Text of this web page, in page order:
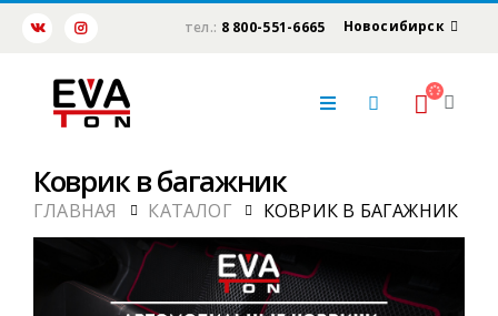
тел.: 8 800-551-6665 Новосибирск
Коврик в багажник
ГЛАВНАЯ КАТАЛОГ КОВРИК В БАГАЖНИК